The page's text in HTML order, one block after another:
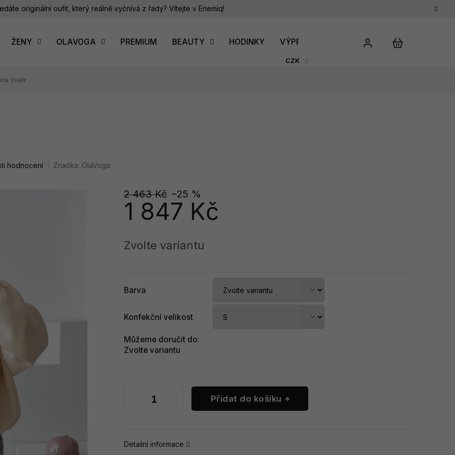
originální oufit, který reálně vyčnívá z řady? Vítejte v Enemiq!
CZK
ŽENY OLAVOGA PREMIUM BEAUTY HODINKY VÝPRODEJ DÁRKOVÝ POUKAZ
svetr
hodnocení Značka: OlaVoga
2 463 Kč –25 %
1 847 Kč
cena:
Zvolte variantu
Barva
Konfekční velikost
Můžeme doručit do:
Zvolte variantu
Přidat do košíku
Detailní informace